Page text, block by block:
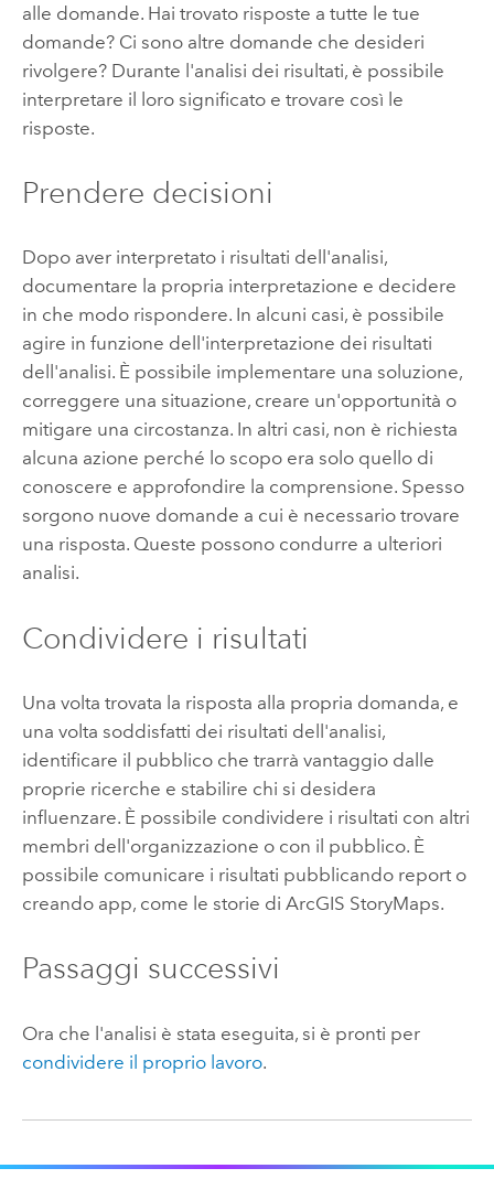
alle domande. Hai trovato risposte a tutte le tue
domande? Ci sono altre domande che desideri
rivolgere? Durante l'analisi dei risultati, è possibile
interpretare il loro significato e trovare così le
risposte.
Prendere decisioni
Dopo aver interpretato i risultati dell'analisi,
documentare la propria interpretazione e decidere
in che modo rispondere. In alcuni casi, è possibile
agire in funzione dell'interpretazione dei risultati
dell'analisi. È possibile implementare una soluzione,
correggere una situazione, creare un'opportunità o
mitigare una circostanza. In altri casi, non è richiesta
alcuna azione perché lo scopo era solo quello di
conoscere e approfondire la comprensione. Spesso
sorgono nuove domande a cui è necessario trovare
una risposta. Queste possono condurre a ulteriori
analisi.
Condividere i risultati
Una volta trovata la risposta alla propria domanda, e
una volta soddisfatti dei risultati dell'analisi,
identificare il pubblico che trarrà vantaggio dalle
proprie ricerche e stabilire chi si desidera
influenzare. È possibile condividere i risultati con altri
membri dell'organizzazione o con il pubblico. È
possibile comunicare i risultati pubblicando report o
creando app, come le storie di ArcGIS StoryMaps.
Passaggi successivi
Ora che l'analisi è stata eseguita, si è pronti per
condividere il proprio lavoro.